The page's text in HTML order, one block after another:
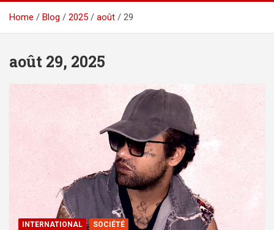
Home Blog 2025 août 29
août 29, 2025
INTERNATIONAL SOCIÉTÉ